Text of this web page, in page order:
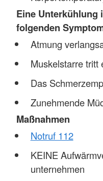
Eine Unterkühlung
folgenden
Atmung
Muskelstarre tritt
Das
Zunehmende
Maßnahmen
Notruf 112
KEINE
unternehmen